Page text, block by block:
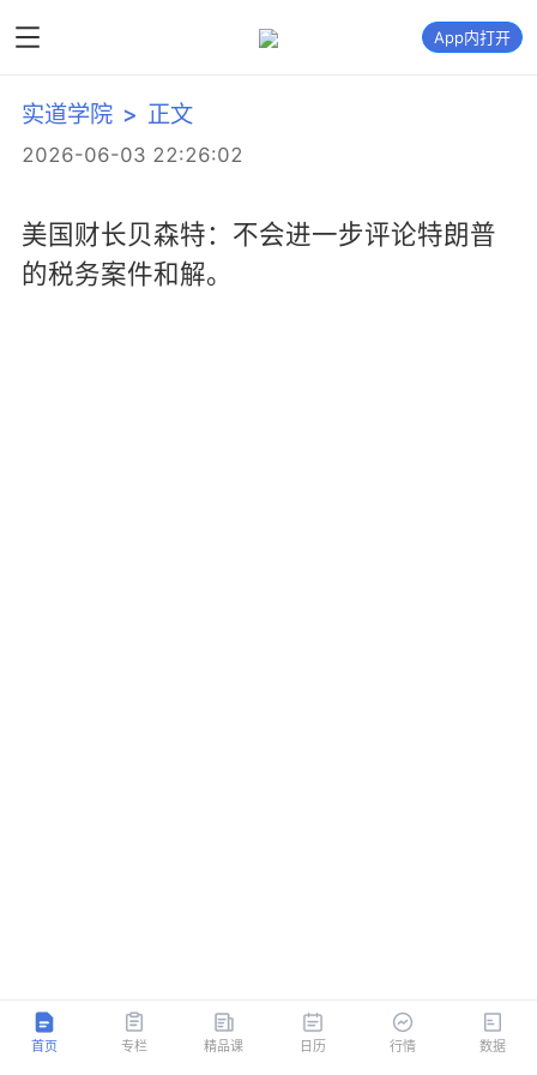
App内打开
实道学院 > 正文
2026-06-03 22:26:02
美国财长贝森特：不会进一步评论特朗普
的税务案件和解。
首页 专栏 精品课 日历 行情 数据